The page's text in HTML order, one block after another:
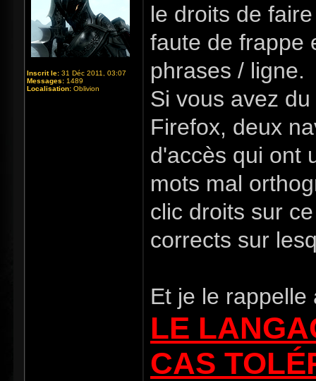
Inscrit le: 31 Déc 2011, 03:07
Messages: 1489
Localisation: Oblivion
le droits de
faute de frappe
phrases / ligne.
Si vous avez
Firefox, deux
d'accès qui ont
mots mal
clic droits sur
corrects sur
Et je le rappelle
LE
CAS